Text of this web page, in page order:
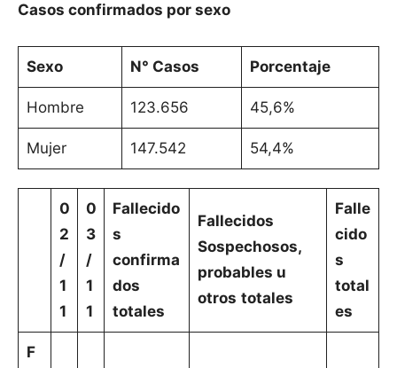
Casos confirmados por sexo
Sexo N° Casos Porcentaje
Hombre 123.656 45,6%
Mujer 147.542 54,4%
0
2
/
1
1
0
3
/
1
1
Fallecido
s
confirma
dos
totales
Fallecidos
Sospechosos,
probables u
otros totales
Falle
cido
s
total
es
F